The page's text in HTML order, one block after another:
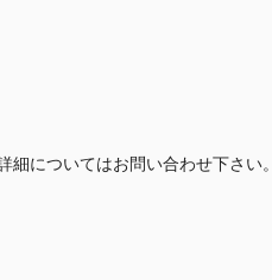
についてはお問い合わせ下さい。